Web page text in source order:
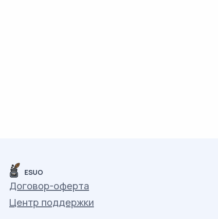
ESUO
Договор-оферта
Центр поддержки